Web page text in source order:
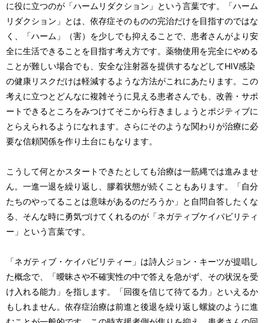
に役に立つのが「ハームリダクション」という言葉です。「ハーム
リダクション」とは、依存症そのものの完治だけを目指すのではな
く、「ハーム」（害）を少しでも抑えることで、患者さんがより安
全に生活できることを目指す考え方です。薬物使用を完全にやめる
ことが難しい場合でも、安全な注射器を提供するなどしてHIV感染
の健康リスクだけは軽減するような方法がこれにあたります。この
考えに立つとどんなに複雑そうに見える患者さんでも、改善・サポ
ートできるところをみつけてそこから行きましょうとポジティブに
とらえられるようになれます。さらにそのような関わりが治療に必
要な信頼関係を作り土台にもなります。
こうして何とかスタートできたとしても治療は一筋縄では進みませ
ん。一進一退を繰り返し、膠着状態が続くこともあります。「自分
たちのやってることは意味があるのだろうか」と自問自答したくな
る、そんな時に勇気づけてくれるのが「ネガティブケイパビリティ
ー」という言葉です。
「ネガティブ・ケイパビリティー」は詩人ジョン・キーツが提唱し
た概念で、「曖昧さや不確実性の中で答えを急がず、その状況を受
け入れる能力」を指します。「回復を信じて待てる力」といえるか
もしれません。依存症治療は前進と後退を繰り返し螺旋のように進